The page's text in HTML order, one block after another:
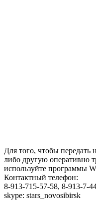
Для того, чтобы передать
либо другую оперативно
используйте программы
Контактный телефон:
8-913-715-57-58, 8-913-7-
skype: stars_novosibirsk